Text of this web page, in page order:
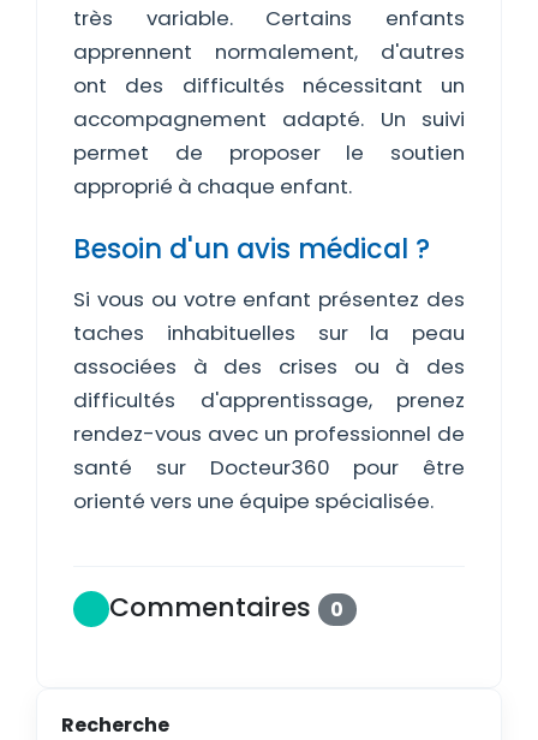
très variable. Certains enfants
apprennent normalement, d'autres
ont des difficultés nécessitant un
accompagnement adapté. Un suivi
permet de proposer le soutien
approprié à chaque enfant.
Besoin d'un avis médical ?
Si vous ou votre enfant présentez des
taches inhabituelles sur la peau
associées à des crises ou à des
difficultés d'apprentissage, prenez
rendez-vous avec un professionnel de
santé sur Docteur360 pour être
orienté vers une équipe spécialisée.
Commentaires 0
Recherche